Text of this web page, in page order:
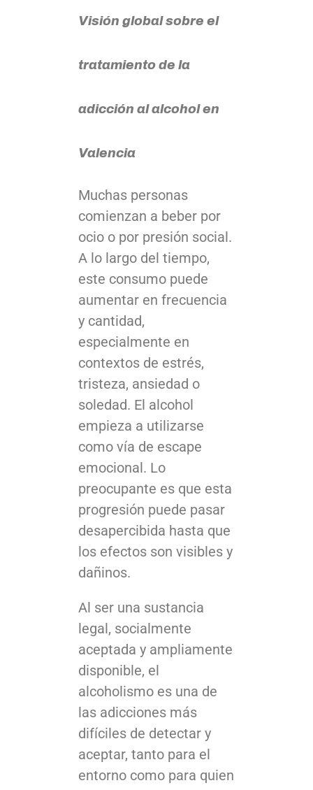
Visión global sobre el
tratamiento de la
adicción al alcohol en
Valencia
Muchas personas
comienzan a beber por
ocio o por presión social.
A lo largo del tiempo,
este consumo puede
aumentar en frecuencia
y cantidad,
especialmente en
contextos de estrés,
tristeza, ansiedad o
soledad. El alcohol
empieza a utilizarse
como vía de escape
emocional. Lo
preocupante es que esta
progresión puede pasar
desapercibida hasta que
los efectos son visibles y
dañinos.
Al ser una sustancia
legal, socialmente
aceptada y ampliamente
disponible, el
alcoholismo es una de
las adicciones más
difíciles de detectar y
aceptar, tanto para el
entorno como para quien